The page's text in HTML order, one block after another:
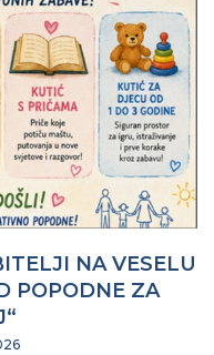
NA VESELU
POPODNE ZA